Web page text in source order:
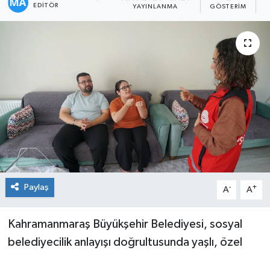
EDITÖR YAYINLANMA GÖSTERIM
Paylaş A- A+
Kahramanmaraş Büyükşehir Belediyesi, sosyal
belediyecilik anlayışı doğrultusunda yaşlı, özel